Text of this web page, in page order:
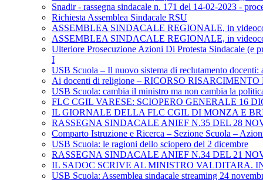
Snadir - rassegna sindacale n. 171 del 14-02-2023 -
Richiesta Assemblea Sindacale RSU
ASSEMBLEA SINDACALE REGIONALE, in
ASSEMBLEA SINDACALE REGIONALE, in
Ulteriore Prosecuzione Azioni Di Protesta Sindacale (e
I
USB Scuola – Il nuovo sistema di reclutamento docenti:
Ai docenti di religione – RICORSO
USB Scuola: cambia il ministro ma non cambia la
FLC CGIL VARESE: SCIOPERO GENERALE 16
IL GIORNALE DELLA FLC CGIL DI MONZA E
RASSEGNA SINDACALE ANIEF N.35 DEL 28
Comparto Istruzione e Ricerca – Sezione Scuola –
USB Scuola: le ragioni dello sciopero del 2 dicembre
RASSEGNA SINDACALE ANIEF N.34 DEL 21
IL SADOC SCRIVE AL MINISTRO VALDITARA.
USB Scuola: Assemblea sindacale streaming 24